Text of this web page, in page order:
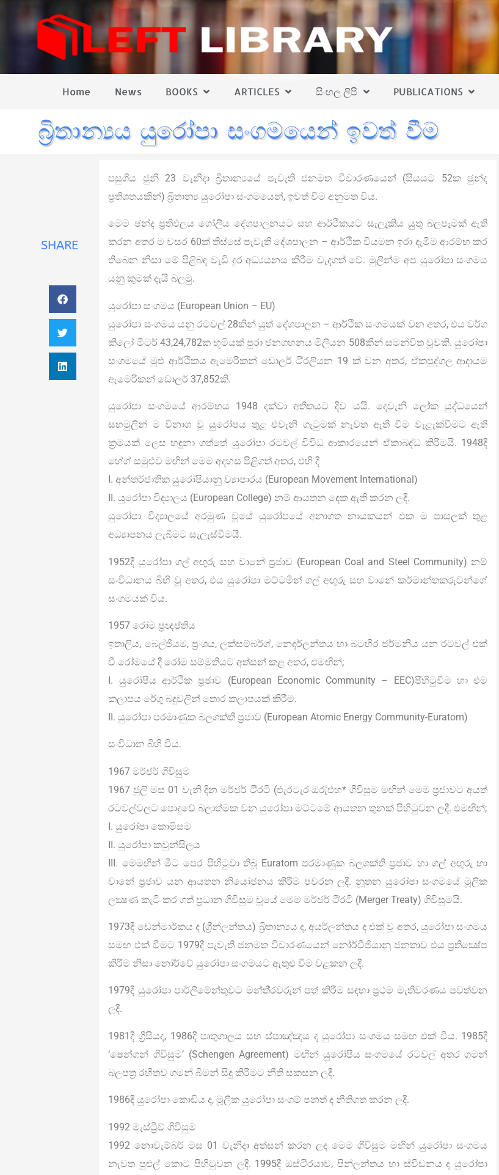
Home News BOOKS ARTICLES සිංහල ලිපි PUBLICATIONS
බ්‍රිතාන්‍යය යුරෝපා සංගමයෙන් ඉවත් වීම
SHARE
පසුගිය ජුනි 23 වැනිදා බ්‍රිතාන්‍යයේ පැවැති ජනමත විචාරණයෙන් (සියයට 52ක ඡුන්ද
ප‍්‍රතිශතයකින්) බ්‍රිතාන්‍ය යුරෝපා සංගමයෙන්, ඉවත් වීම අනුමත විය.
මෙම ඡන්ද ප‍්‍රතිඵලය ගෝලීය දේශපාලනයට සහ ආර්ථිකයට සැලැකිය යුතු බලපෑමක් ඇති
කරන අතර ම වසර 60ක් තිස්සේ පැවැති දේශපාලන – ආර්ථික වියමන ඉරා දැමීම ආරම්භ කර
තිබෙන නිසා මේ පිළිබඳ වැඩි දුර අධ්‍යයනය කිරීම වැදගත් වේ. මුලින්ම අප යුරෝපා සංගමය
යනු කුමක් දැයි බලමු.
යුරෝපා සංගමය (European Union – EU)
යුරෝපා සංගමය යනු රටවල් 28කින් යුත් දේශපාලන – ආර්ථික සංගමයක් වන අතර, එය වර්ග
කිලෝ මීටර් 43,24,782ක භූමියක් පුරා ජනගහනය මිලියන 508කින් සමන්විත වූවකි. යුරෝපා
සංගමයේ මුළු ආර්ථිකය ඇමෙරිකන් ඩොලර් ටි‍්‍රලියන 19 ක් වන අතර, ඒකපුද්ගල ආදායම
ඇමෙරිකන් ඩොලර් 37,852කි.
යුරෝපා සංගමයේ ආරම්භය 1948 දක්වා අතීතයට දිව යයි. දෙවැනි ලෝක යුද්ධයෙන්
සහමුලින් ම විනාශ වූ යුරෝපය තුළ එවැනි ගැටුමක් නැවත ඇති වීම වැළැක්වීමට ඇති
ක‍්‍රමයක් ලෙස හඳුනා ගත්තේ යුරෝපා රටවල් විවිධ ආකාරයෙන් ඒකාබද්ධ කිරීමයි. 1948දී
හේග් සමුළුව මඟින් මෙම අදහස පිළිගත් අතර, එහි දී
I. අන්තර්ජාතික යුරෝපියානු ව්‍යාපාරය (European Movement International)
II. යුරෝපා විද්‍යාලය (European College) නම් ආයතන දෙක ඇති කරන ලදී.
යුරෝපා විද්‍යාලයේ අරමුණ වූයේ යුරෝපයේ අනාගත නායකයන් එක ම පාසලක් තුළ
අධ්‍යාපනය ලැබීමට සැලැස්වීමයි.
1952දී යුරෝපා ගල් අඟුරු සහ වානේ ප‍්‍රජාව (European Coal and Steel Community) නම්
සංවිධානය බිහි වූ අතර, එය යුරෝපා මට්ටමින් ගල් අඟුරු සහ වානේ කර්මාන්තකරුවන්ගේ
සංගමයක් විය.
1957 රෝම ප‍්‍රඥප්තිය
ඉතාලිය, බෙල්ජියම, ප‍්‍රංශය, ලක්සම්බර්ග්, නෙදර්ලන්තය හා බටහිර ජර්මනිය යන රටවල් එක්
වී රෝමයේ දී රෝම සම්මුතියට අත්සන් කළ අතර, එමඟින්;
I. යුරෝපීය ආර්ථික ප‍්‍රජාව (European Economic Community – EEC)පි්හිටුවීම හා එම
කලාපය රේගු බදුවලින් තොර කලාපයක් කිරීම.
II. යුරෝපා පරමාණුක බලශක්ති ප‍්‍රජාව (European Atomic Energy Community-Euratom)
සංවිධාන බිහි විය.
1967 මර්ජර් ගිවිසුම
1967 ජුලි මස 01 වැනි දින මර්ජර් ටී‍්‍රටි (ඵැරටැර ඔරු්එහ* ගිවිසුම මඟින් මෙම ප‍්‍රජාවට අයත්
රටවල්වලට පොදුවේ බලාත්මක වන යුරෝපා මට්ටමේ ආයතන තුනක් පිහිටුවන ලදී. එමඟින්;
I. යුරෝපා කොමිසම
II. යුරෝපා කවුන්සිලය
III. මෙමඟින් මීට පෙර පිහිටුවා තිබූ Euratom පරමාණුක බලශක්ති ප‍්‍රජාව හා ගල් අඟුරු හා
වානේ ප‍්‍රජාව යන ආයතන නියෝජනය කිරීම පවරන ලදී. නූතන යුරෝපා සංගමයේ මූලික
ලක්‍ෂණ කැටි කර ගත් ප‍්‍රධාන ගිවිසුම වූයේ මෙම මර්ජර් ටී‍්‍රටි (Merger Treaty) ගිවිසුමයි.
1973දී ඩෙන්මාර්කය ද (ග්‍රීන්ලන්තය) බ්‍රිතාන්‍යය ද, අයර්ලන්තය ද එක් වූ අතර, යුරෝපා සංගමය
සමඟ එක් වීමට 1979දී පැවැති ජනමත විචාරණයෙන් නෝර්වීජියානු ජනතාව එය ප‍්‍රතික්‍ෂේප
කිරීම නිසා නෝර්වේ යුරෝපා සංගමයට ඇතුළු වීම වළකන ලදී.
1979දී යුරෝපා පාර්ලිමේන්තුවට මන්තී‍්‍රවරුන් පත් කිරීම සඳහා ප‍්‍රථම මැතිවරණය පවත්වන
ලදී.
1981දී ග්‍රීසියද, 1986දී පෘතුගාලය සහ ස්පාඤ්ඤය ද යුරෝපා සංගමය සමඟ එක් විය. 1985දී
‘ෂෙන්ගන් ගිවිසුම’ (Schengen Agreement) මඟින් යුරෝපීය සංගමයේ රටවල් අතර ගමන්
බලපත‍්‍ර රහිතව ගමන් බිමන් සිදු කිරීමට නීති සකසන ලදී.
1986දී යුරෝපා කොඩිය ද, මූලික යුරෝපා සංගම් පනත් ද නීතිගත කරන ලදී.
1992 මැස්ට්‍රීච් ගිවිසුම
1992 නොවැම්බර් මස 01 වැනිදා අත්සන් කරන ලද මෙම ගිවිසුම මඟින් යුරෝපා සංගමය
නැවත පුළුල් කොට පිහිටුවන ලදී. 1995දී ඔස්ටි‍්‍රයාව, පින්ලන්තය හා ස්වීඩනය ද යුරෝපා